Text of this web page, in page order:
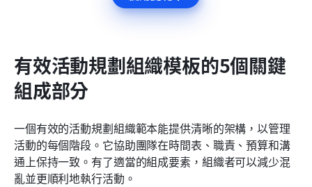
有效活動規劃組織模板的5個關鍵
組成部分
一個有效的活動規劃組織範本能提供清晰的架構，以管理
活動的每個階段。它協助團隊在時間表、職責、預算和溝
通上保持一致。有了適當的組成要素，組織者可以減少混
亂並更順利地執行活動。